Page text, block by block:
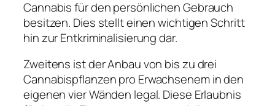
Cannabis für den persönlichen Gebrauch
besitzen. Dies stellt einen wichtigen Schritt
hin zur Entkriminalisierung dar.
Zweitens ist der Anbau von bis zu drei
Cannabispflanzen pro Erwachsenem in den
eigenen vier Wänden legal. Diese Erlaubnis